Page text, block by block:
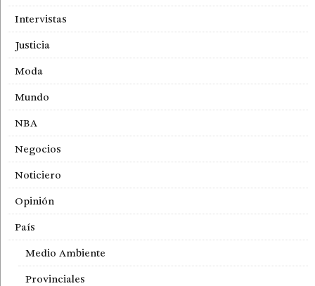
Intervistas
Justicia
Moda
Mundo
NBA
Negocios
Noticiero
Opinión
País
Medio Ambiente
Provinciales